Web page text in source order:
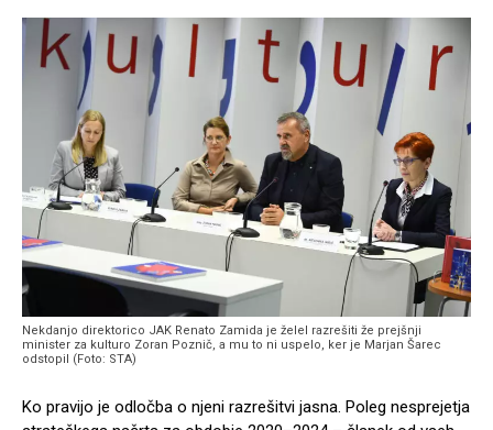
Nekdanjo direktorico JAK Renato Zamida je želel razrešiti že prejšnji
minister za kulturo Zoran Poznič, a mu to ni uspelo, ker je Marjan Šarec
odstopil (Foto: STA)
Ko pravijo je odločba o njeni razrešitvi jasna. Poleg nesprejetja